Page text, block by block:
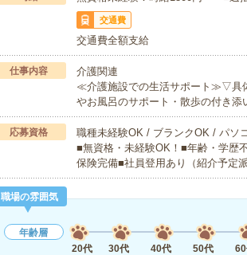
交通費
交通費全額支給
仕事内容
介護関連
≪介護施設での生活サポート≫▽具
やお風呂のサポート・散歩の付き
応募資格
職種未経験OK / ブランクOK / パソ
■無資格・未経験OK！■年齢・学歴
保険完備■社員登用あり（紹介予
職場の雰囲気
年齢層
20代
30代 40代 50代